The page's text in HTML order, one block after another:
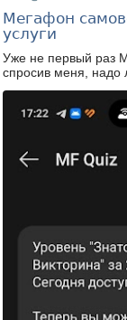
Мегафон
услуги
Уже не первый раз
спросив меня, надо